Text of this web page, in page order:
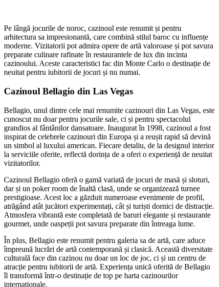
Pe lângă jocurile de noroc, cazinoul este renumit și pentru
arhitectura sa impresionantă, care combină stilul baroc cu influențe
moderne. Vizitatorii pot admira opere de artă valoroase și pot savura
preparate culinare rafinate în restaurantele de lux din incinta
cazinoului. Aceste caracteristici fac din Monte Carlo o destinație de
neuitat pentru iubitorii de jocuri și nu numai.
Cazinoul Bellagio din Las Vegas
Bellagio, unul dintre cele mai renumite cazinouri din Las Vegas, este
cunoscut nu doar pentru jocurile sale, ci și pentru spectacolul
grandios al fântânilor dansatoare. Inaugurat în 1998, cazinoul a fost
inspirat de celebrele cazinouri din Europa și a reușit rapid să devină
un simbol al luxului american. Fiecare detaliu, de la designul interior
la serviciile oferite, reflectă dorința de a oferi o experiență de neuitat
vizitatorilor.
Cazinoul Bellagio oferă o gamă variată de jocuri de masă și sloturi,
dar și un poker room de înaltă clasă, unde se organizează turnee
prestigioase. Acest loc a găzduit numeroase evenimente de profil,
atrăgând atât jucători experimentați, cât și turiști dornici de distracție.
Atmosfera vibrantă este completată de baruri elegante și restaurante
gourmet, unde oaspeții pot savura preparate din întreaga lume.
În plus, Bellagio este renumit pentru galeria sa de artă, care aduce
împreună lucrări de artă contemporană și clasică. Această diversitate
culturală face din cazinou nu doar un loc de joc, ci și un centru de
atracție pentru iubitorii de artă. Experiența unică oferită de Bellagio
îl transformă într-o destinație de top pe harta cazinourilor
internaționale.